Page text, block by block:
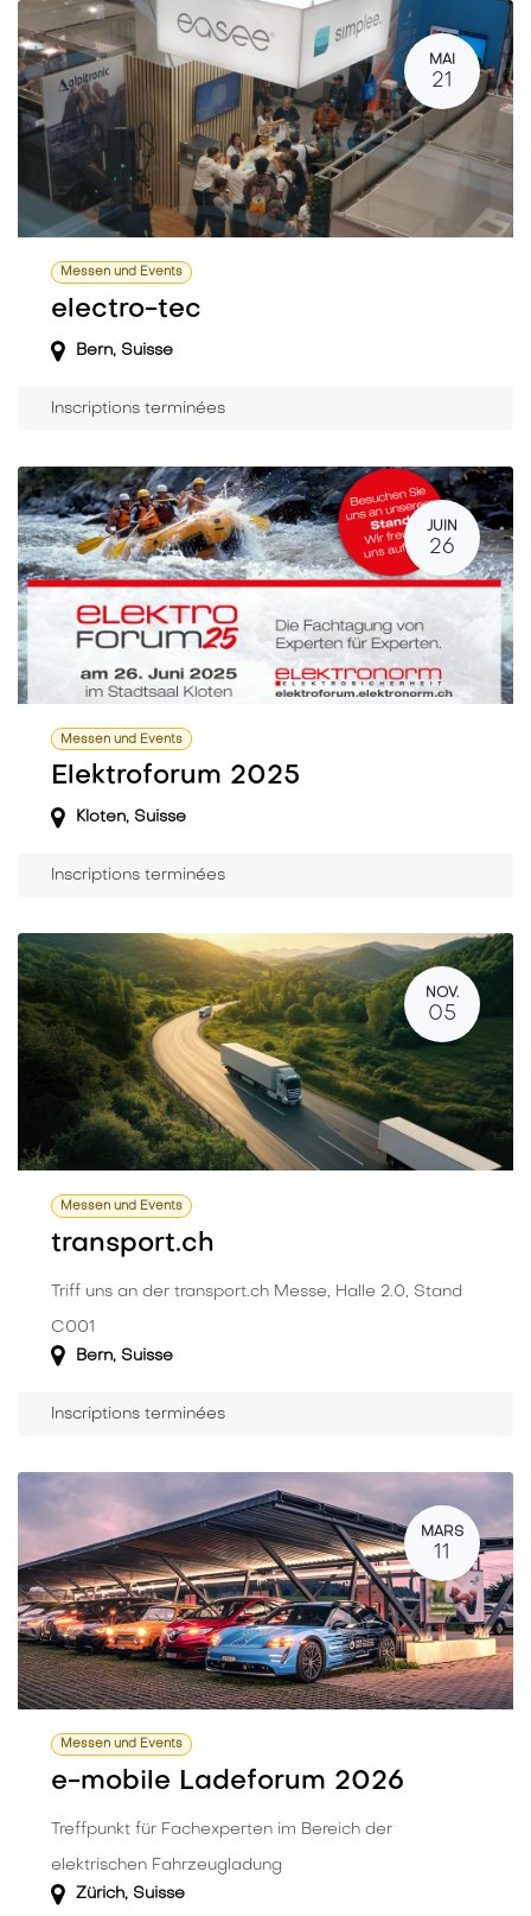
MAI
21
Messen und Events
electro-tec
Bern, Suisse
Inscriptions terminées
JUIN
26
Messen und Events
Elektroforum 2025
Kloten, Suisse
Inscriptions terminées
NOV.
05
Messen und Events
transport.ch
Triff uns an der transport.ch Messe, Halle 2.0, Stand
C001
Bern, Suisse
Inscriptions terminées
MARS
11
Messen und Events
e-mobile Ladeforum 2026
Treffpunkt für Fachexperten im Bereich der
elektrischen Fahrzeugladung
Zürich, Suisse